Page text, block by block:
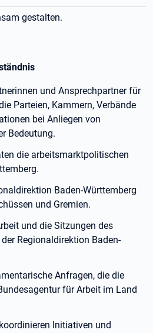
gestalten.
und Ansprechpartner für
Parteien, Kammern, Verbände
bei Anliegen von
Bedeutung.
die arbeitsmarktpolitischen
Baden-Württemberg
und Gremien.
und die Sitzungen des
Regionaldirektion Baden-
Anfragen, die die
für Arbeit im Land
Initiativen und